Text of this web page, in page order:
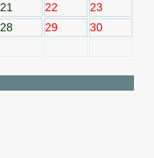
21 22
23
28 29
30